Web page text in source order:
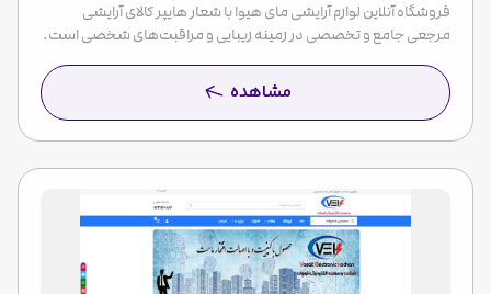
فروشگاه آنلاین لوازم آرایشی مای هیوا با شعار هایپر کالای آرایشی
مرجعی جامع و تخصصی در زمینه زیبایی و مراقبت‌های شخصی است.
مشاهده